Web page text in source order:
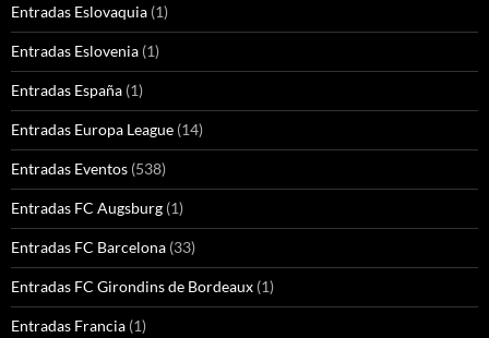
Entradas Eslovaquia (1)
Entradas Eslovenia (1)
Entradas España (1)
Entradas Europa League (14)
Entradas Eventos (538)
Entradas FC Augsburg (1)
Entradas FC Barcelona (33)
Entradas FC Girondins de Bordeaux (1)
Entradas Francia (1)